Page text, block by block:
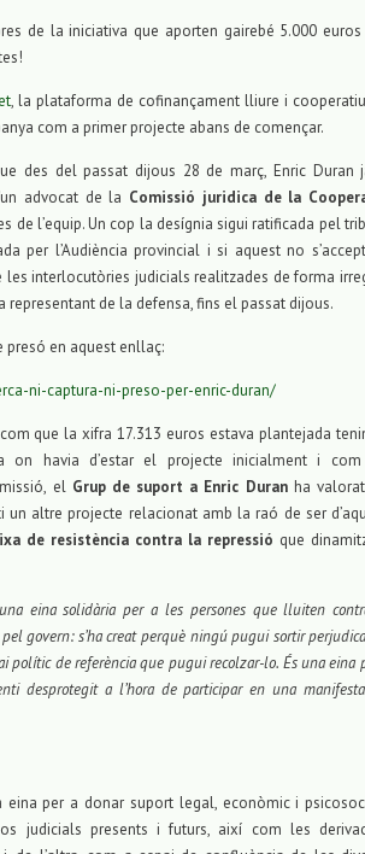
de la iniciativa que aporten gairebé 5.000
, la plataforma de cofinançament lliure i
com a primer projecte abans de començar.
des del passat dijous 28 de març, Enric Duran
advocat de la Comissió juridica de la
de l’equip. Un cop la desígnia sigui ratificada pel
per l’Audiència provincial i si aquest no
les interlocutòries judicials realitzades de forma
representant de la defensa, fins el passat dijous.
presó en aquest enllaç:
ni-captura-ni-preso-per-enric-duran/
que la xifra 17.313 euros estava plantejada
on havia d’estar el projecte inicialment i
el Grup de suport a Enric Duranha
un altre projecte relacionat amb la raó de ser
de resistència contra la repressió que
una eina solidària per a les persones que lluiten
govern: s’ha creat perquè ningú pugui sortir
polític de referència que pugui recolzar-lo. És una eina
desprotegit a l’hora de participar en una
eina per a donar suport legal, econòmic i
judicials presents i futurs, així com les